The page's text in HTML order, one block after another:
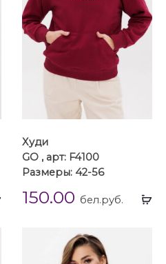
Выбрать
Худи
GO , арт: F4100
Размеры: 42-56
150.00 бел.руб.